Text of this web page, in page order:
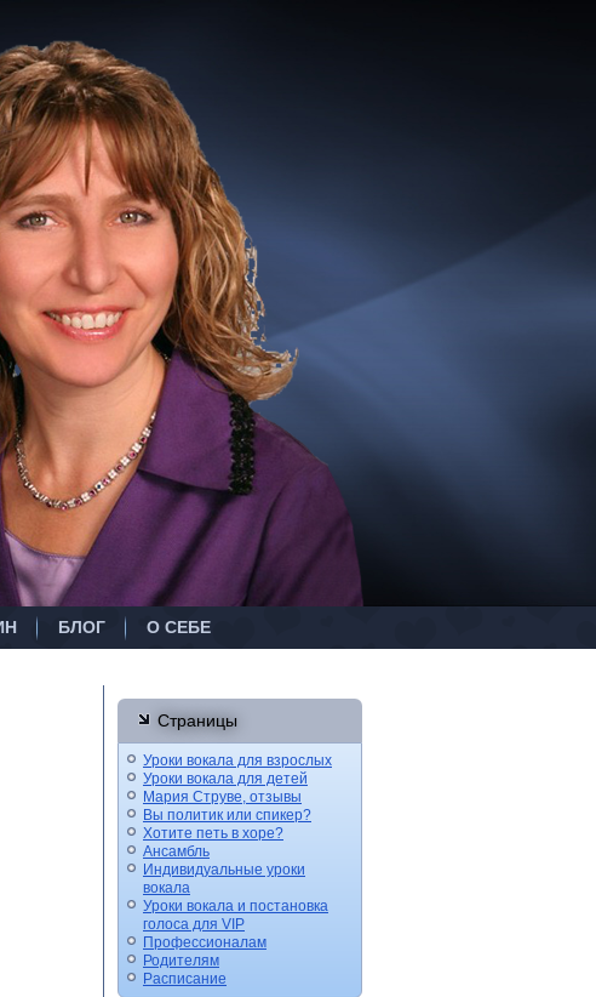
БЛОГ О СЕБЕ
Страницы
Уроки вокала для взрослых
Уроки вокала для детей
Мария Струве, отзывы
Вы политик или спикер?
Хотите петь в хоре?
Ансамбль
Индивидуальные уроки
вокала
Уроки вокала и постановка
голоса для VIP
Профессионалам
Родителям
Расписание